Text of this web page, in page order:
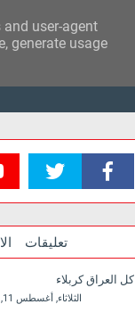
تعليقات
كل العراق كربلاء
الثلاثاء, أغسطس 11, 2020
user-agent
generate usage